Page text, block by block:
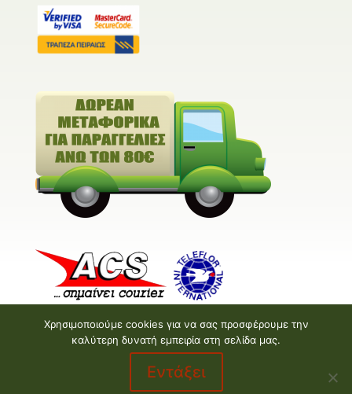
Χρησιμοποιούμε cookies για να σας προσφέρουμε την
καλύτερη δυνατή εμπειρία στη σελίδα μας.
Εντάξει